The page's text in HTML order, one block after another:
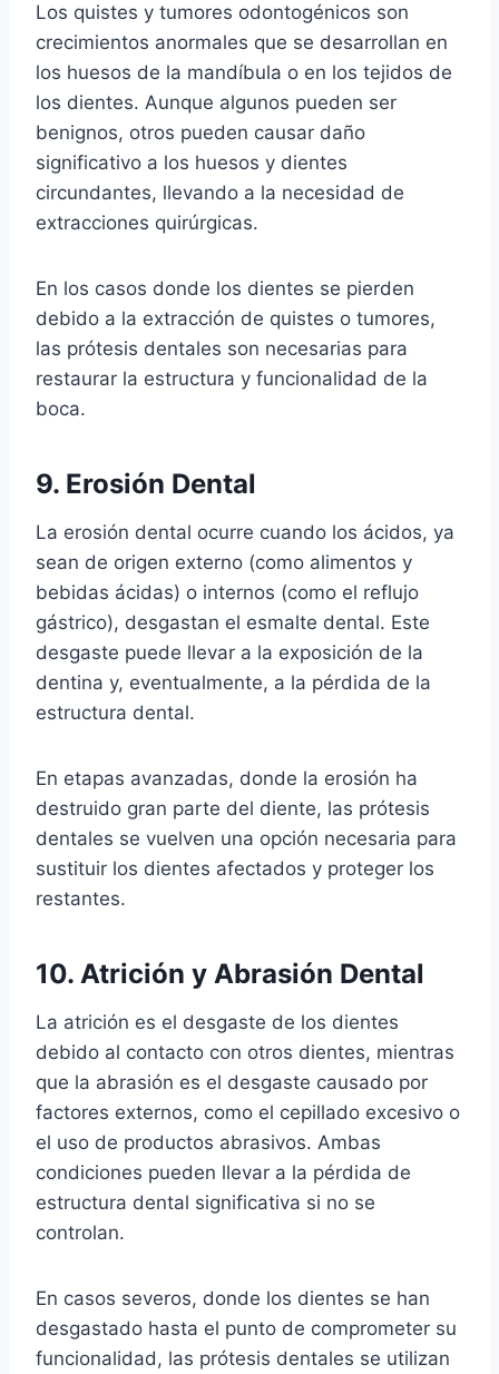
Los quistes y tumores odontogénicos son
crecimientos anormales que se desarrollan en
los huesos de la mandíbula o en los tejidos de
los dientes. Aunque algunos pueden ser
benignos, otros pueden causar daño
significativo a los huesos y dientes
circundantes, llevando a la necesidad de
extracciones quirúrgicas.
En los casos donde los dientes se pierden
debido a la extracción de quistes o tumores,
las prótesis dentales son necesarias para
restaurar la estructura y funcionalidad de la
boca.
9. Erosión Dental
La erosión dental ocurre cuando los ácidos, ya
sean de origen externo (como alimentos y
bebidas ácidas) o internos (como el reflujo
gástrico), desgastan el esmalte dental. Este
desgaste puede llevar a la exposición de la
dentina y, eventualmente, a la pérdida de la
estructura dental.
En etapas avanzadas, donde la erosión ha
destruido gran parte del diente, las prótesis
dentales se vuelven una opción necesaria para
sustituir los dientes afectados y proteger los
restantes.
10. Atrición y Abrasión Dental
La atrición es el desgaste de los dientes
debido al contacto con otros dientes, mientras
que la abrasión es el desgaste causado por
factores externos, como el cepillado excesivo o
el uso de productos abrasivos. Ambas
condiciones pueden llevar a la pérdida de
estructura dental significativa si no se
controlan.
En casos severos, donde los dientes se han
desgastado hasta el punto de comprometer su
funcionalidad, las prótesis dentales se utilizan